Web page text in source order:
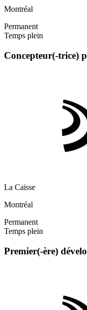
Montréal
Permanent
Temps plein
Concepteur(-trice)
La Caisse
Montréal
Permanent
Temps plein
Premier(-ère)